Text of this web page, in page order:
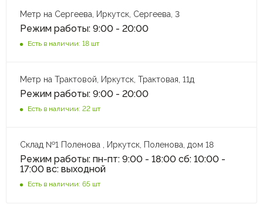
Метр на Сергеева, Иркутск, Сергеева, 3
Режим работы: 9:00 - 20:00
Есть в наличии: 18 шт
Метр на Трактовой, Иркутск, Трактовая, 11д
Режим работы: 9:00 - 20:00
Есть в наличии: 22 шт
Склад №1 Поленова , Иркутск, Поленова, дом 18
Режим работы: пн-пт: 9:00 - 18:00 сб: 10:00 -
17:00 вс: выходной
Есть в наличии: 65 шт